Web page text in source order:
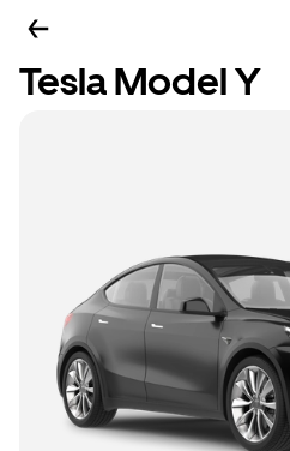
Tesla Model Y